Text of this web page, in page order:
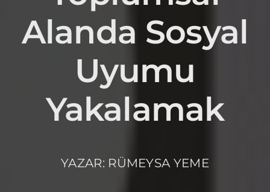
Alanda Sosyal
Uyumu
Yakalamak
YAZAR: RÜMEYSA YEME